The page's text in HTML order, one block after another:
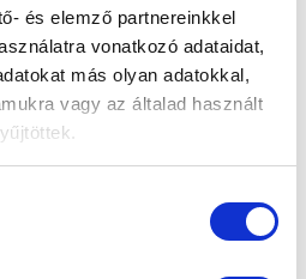
és elemző partnereinkkel
vonatkozó adataidat,
más olyan adatokkal,
vagy az általad használt
hozzájárulásodat adod az
a „Személyre szabom” gomb